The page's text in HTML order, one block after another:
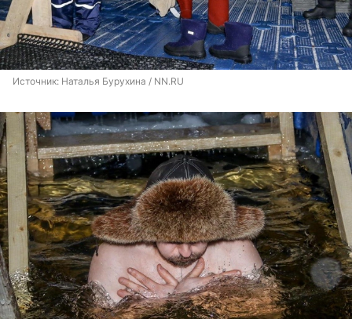
Источник: Наталья Бурухина / NN.RU